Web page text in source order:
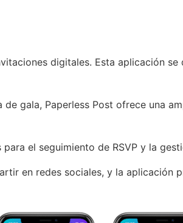
digitales. Esta aplicación
gala, Paperless Post ofrece una
el seguimiento de RSVP y la
en redes sociales, y la aplicación